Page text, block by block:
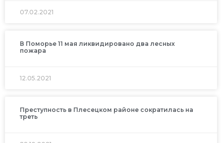
07.02.2021
В Поморье 11 мая ликвидировано два лесных
пожара
12.05.2021
Преступность в Плесецком районе сократилась на
треть